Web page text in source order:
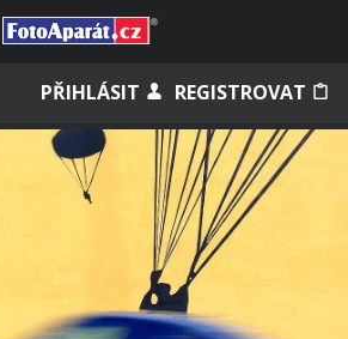
PŘIHLÁSIT REGISTROVAT
Zapomněli jste heslo?